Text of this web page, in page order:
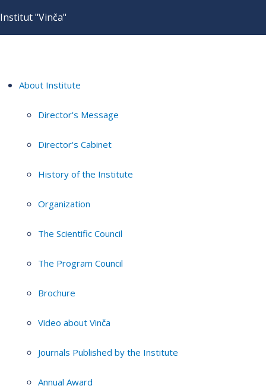
Institut "Vinča"
About Institute
Director's Message
Director's Cabinet
History of the Institute
Organization
The Scientific Council
The Program Council
Brochure
Video about Vinča
Journals Published by the Institute
Annual Award